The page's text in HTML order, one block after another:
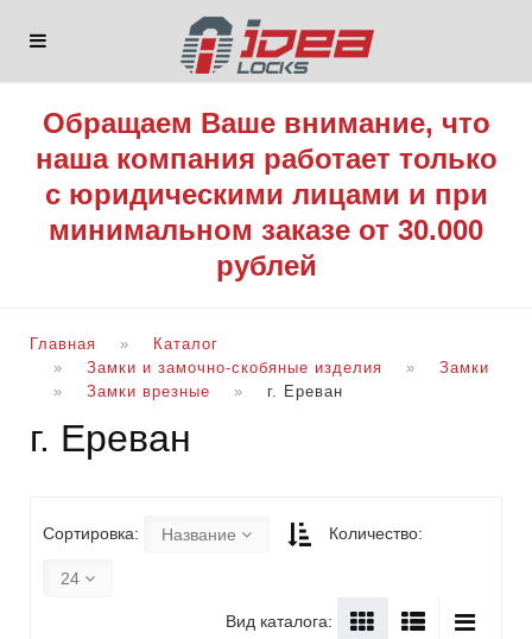
Обращаем Ваше внимание, что
наша компания работает только
с юридическими лицами и при
минимальном заказе от 30.000
рублей
Главная
Каталог
Замки и замочно-скобяные изделия
Замки
Замки врезные
г. Ереван
г. Ереван
Сортировка: Название Количество:
24
Вид каталога: